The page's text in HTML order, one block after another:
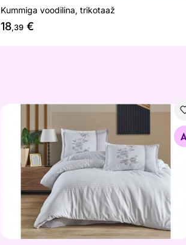
Kummiga voodilina, trikotaaž
18,39 €
Voodipesukomplekt Suave 200x220 cm
Otsi sarnaseid